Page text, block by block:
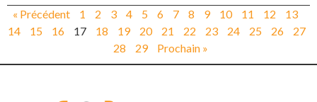
« Précédent 1 2 3 4 5 6 7 8 9 10 11 12
13
14
15 16 17 18 19 20 21 22 23 24 25 26
27
28
29 Prochain »